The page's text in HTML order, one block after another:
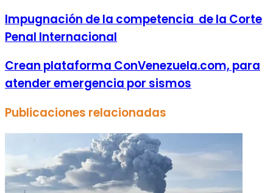
electrónico
Impugnación de la competencia de la Corte
Penal Internacional
Crean plataforma ConVenezuela.com, para
atender emergencia por sismos
Publicaciones relacionadas